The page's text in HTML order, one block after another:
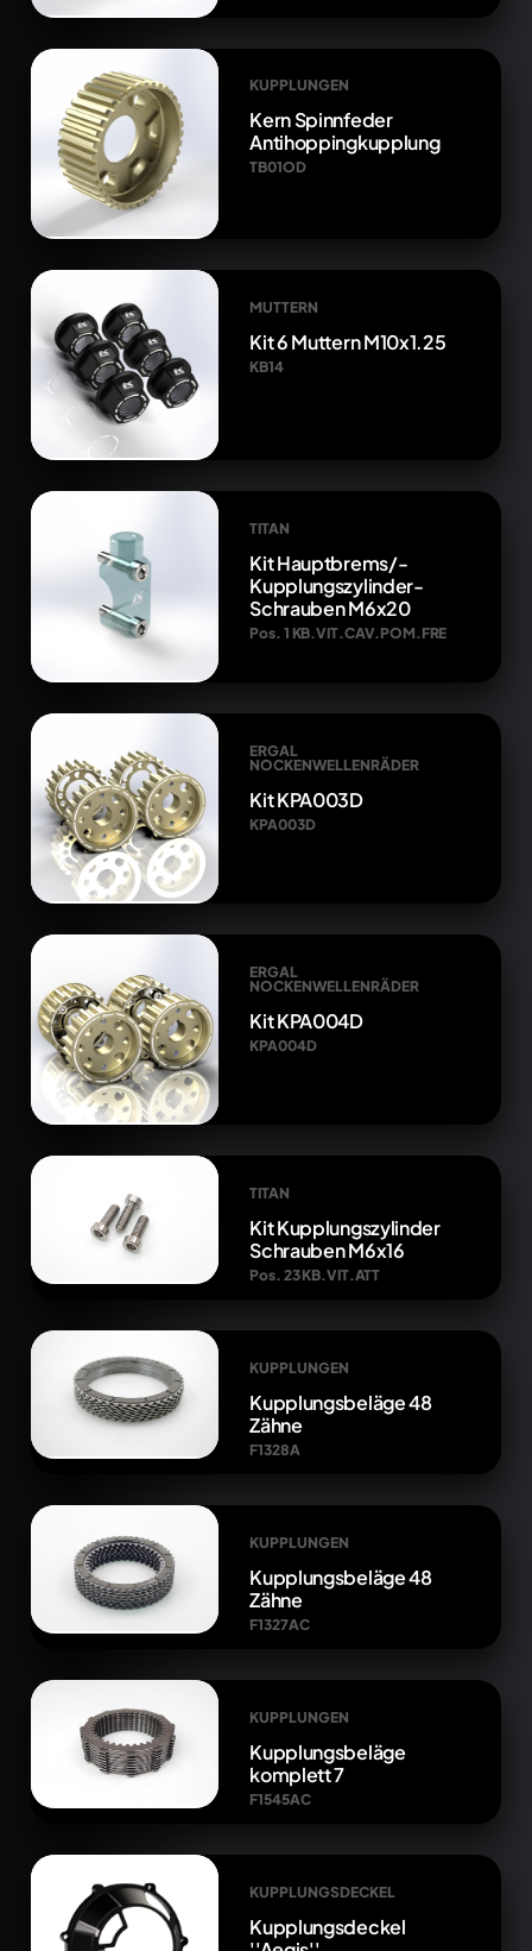
KUPPLUNGEN
Kern Spinnfeder
Antihoppingkupplung
TB01OD
MUTTERN
Kit 6 Muttern M10x1.25
KB14
TITAN
Kit Hauptbrems/-
Kupplungszylinder-
Schrauben M6x20
Pos. 1 KB.VIT.CAV.POM.FRE
ERGAL
NOCKENWELLENRÄDER
Kit KPA003D
KPA003D
ERGAL
NOCKENWELLENRÄDER
Kit KPA004D
KPA004D
TITAN
Kit Kupplungszylinder
Schrauben M6x16
Pos. 23 KB.VIT.ATT
KUPPLUNGEN
Kupplungsbeläge 48
Zähne
F1328A
KUPPLUNGEN
Kupplungsbeläge 48
Zähne
F1327AC
KUPPLUNGEN
Kupplungsbeläge
komplett 7
F1545AC
KUPPLUNGSDECKEL
Kupplungsdeckel